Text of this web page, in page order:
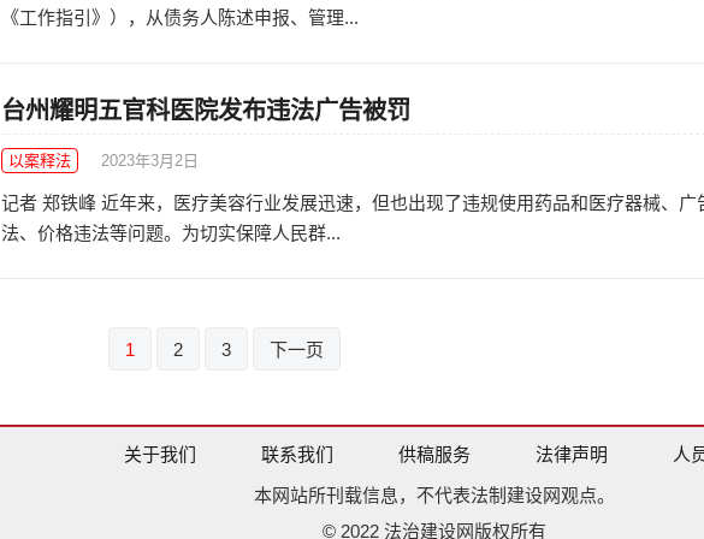
《工作指引》），从债务人陈述申报、管理...
台州耀明五官科医院发布违法广告被罚
以案释法 2023年3月2日
记者 郑铁峰 近年来，医疗美容行业发展迅速，但也出现了违规使用药品和医疗器械、广
法、价格违法等问题。为切实保障人民群...
1 2 3 下一页
关于我们 联系我们 供稿服务 法律声明
人
本网站所刊载信息，不代表法制建设网观点。
© 2022 法治建设网版权所有